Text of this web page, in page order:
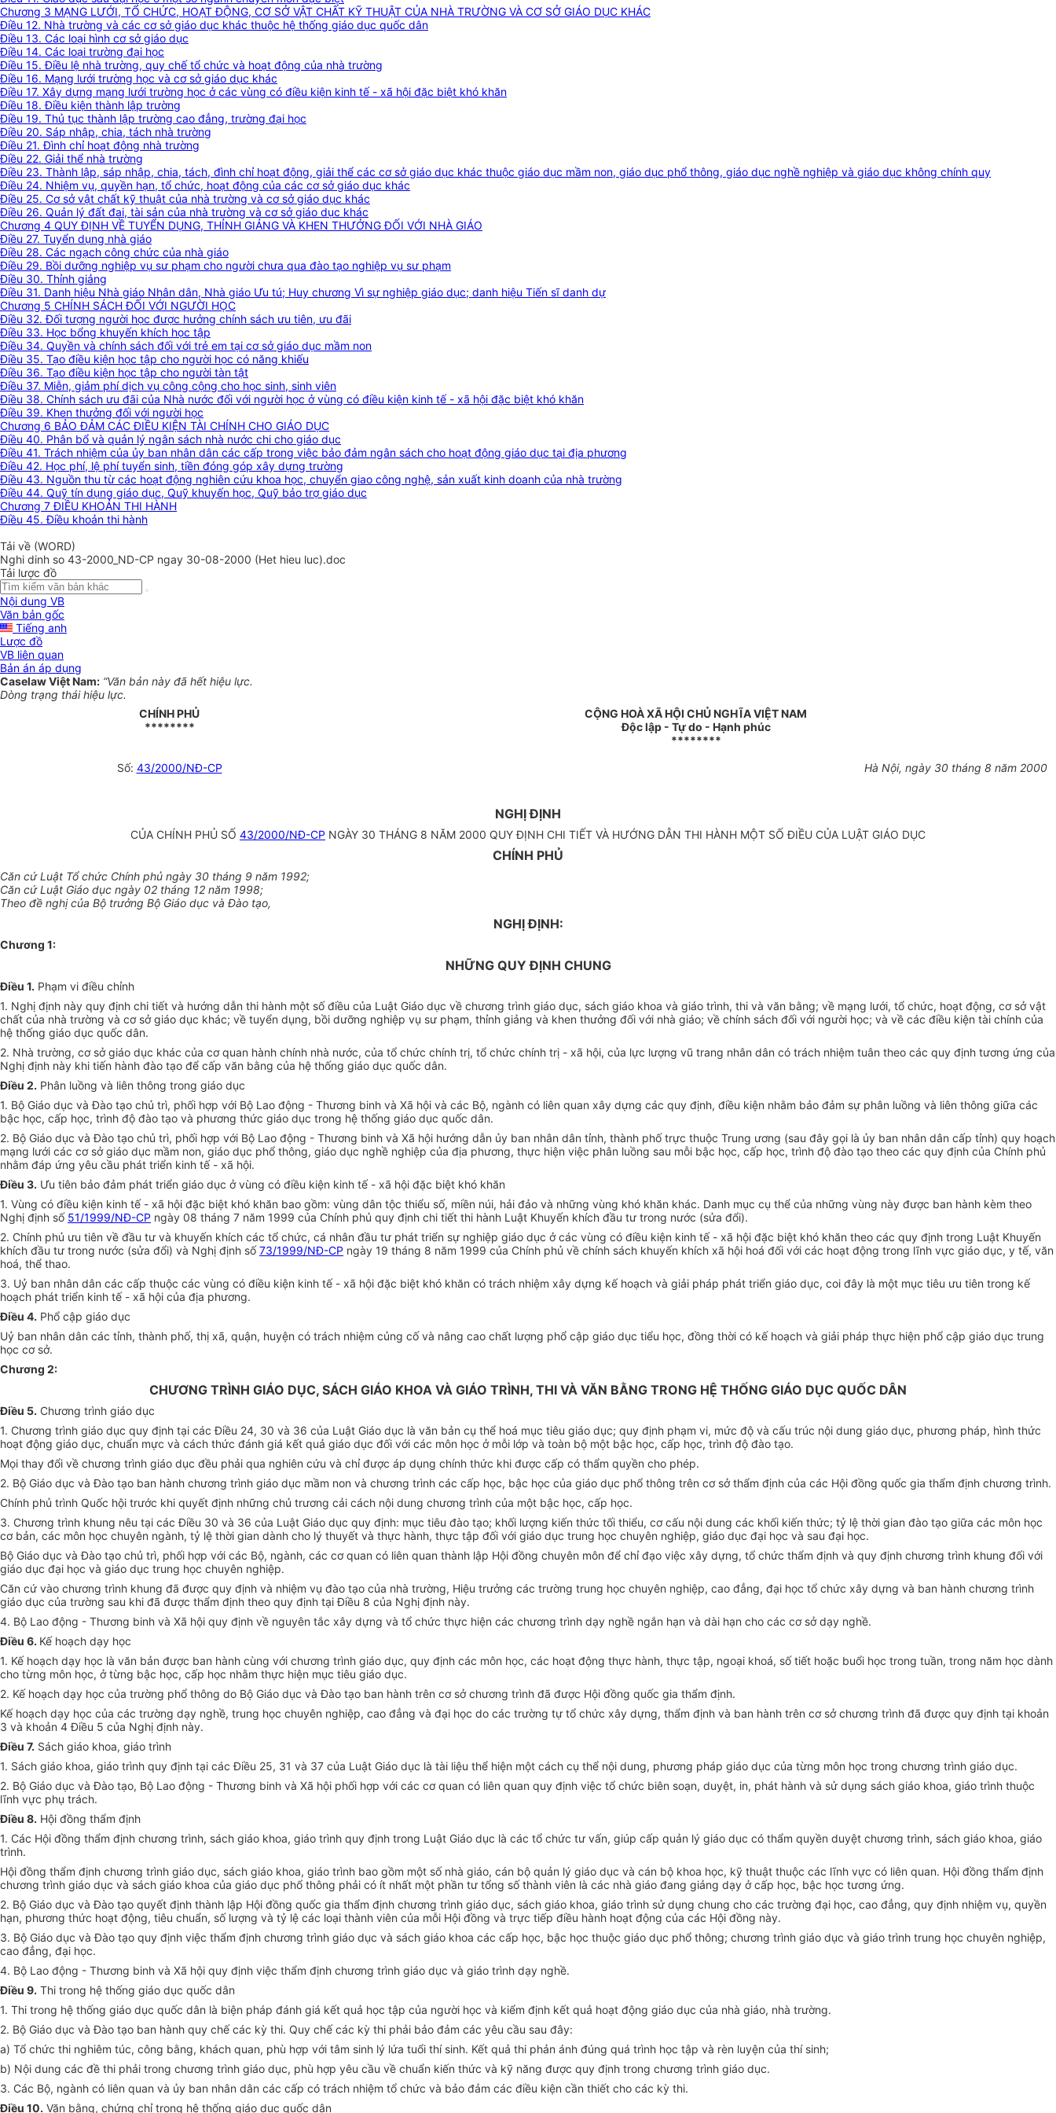
Chương 3 MẠNG LƯỚI, TỔ CHỨC, HOẠT ĐỘNG, CƠ SỞ VẬT CHẤT KỸ THUẬT CỦA NHÀ TRƯỜNG VÀ CƠ SỞ GIÁO DỤC KHÁC
Điều 12. Nhà trường và các cơ sở giáo dục khác thuộc hệ thống giáo dục quốc dân
Điều 13. Các loại hình cơ sở giáo dục
Điều 14. Các loại trường đại học
Điều 15. Điều lệ nhà trường, quy chế tổ chức và hoạt động của nhà trường
Điều 16. Mạng lưới trường học và cơ sở giáo dục khác
Điều 17. Xây dựng mạng lưới trường học ở các vùng có điều kiện kinh tế - xã hội đặc biệt khó khăn
Điều 18. Điều kiện thành lập trường
Điều 19. Thủ tục thành lập trường cao đẳng, trường đại học
Điều 20. Sáp nhập, chia, tách nhà trường
Điều 21. Đình chỉ hoạt động nhà trường
Điều 22. Giải thể nhà trường
Điều 23. Thành lập, sáp nhập, chia, tách, đình chỉ hoạt động, giải thể các cơ sở giáo dục khác thuộc giáo dục mầm non, giáo dục phổ thông, giáo dục nghề nghiệp và giáo dục không chính quy
Điều 24. Nhiệm vụ, quyền hạn, tổ chức, hoạt động của các cơ sở giáo dục khác
Điều 25. Cơ sở vật chất kỹ thuật của nhà trường và cơ sở giáo dục khác
Điều 26. Quản lý đất đai, tài sản của nhà trường và cơ sở giáo dục khác
Chương 4 QUY ĐỊNH VỀ TUYỂN DỤNG, THỈNH GIẢNG VÀ KHEN THƯỞNG ĐỐI VỚI NHÀ GIÁO
Điều 27. Tuyển dụng nhà giáo
Điều 28. Các ngạch công chức của nhà giáo
Điều 29. Bồi dưỡng nghiệp vụ sư phạm cho người chưa qua đào tạo nghiệp vụ sư phạm
Điều 30. Thỉnh giảng
Điều 31. Danh hiệu Nhà giáo Nhân dân, Nhà giáo Ưu tú; Huy chương Vì sự nghiệp giáo dục; danh hiệu Tiến sĩ danh dự
Chương 5 CHÍNH SÁCH ĐỐI VỚI NGƯỜI HỌC
Điều 32. Đối tượng người học được hưởng chính sách ưu tiên, ưu đãi
Điều 33. Học bổng khuyến khích học tập
Điều 34. Quyền và chính sách đối với trẻ em tại cơ sở giáo dục mầm non
Điều 35. Tạo điều kiện học tập cho người học có năng khiếu
Điều 36. Tạo điều kiện học tập cho người tàn tật
Điều 37. Miễn, giảm phí dịch vụ công cộng cho học sinh, sinh viên
Điều 38. Chính sách ưu đãi của Nhà nước đối với người học ở vùng có điều kiện kinh tế - xã hội đặc biệt khó khăn
Điều 39. Khen thưởng đối với người học
Chương 6 BẢO ĐẢM CÁC ĐIỀU KIỆN TÀI CHÍNH CHO GIÁO DỤC
Điều 40. Phân bổ và quản lý ngân sách nhà nước chi cho giáo dục
Điều 41. Trách nhiệm của ủy ban nhân dân các cấp trong việc bảo đảm ngân sách cho hoạt động giáo dục tại địa phương
Điều 42. Học phí, lệ phí tuyển sinh, tiền đóng góp xây dựng trường
Điều 43. Nguồn thu từ các hoạt động nghiên cứu khoa học, chuyển giao công nghệ, sản xuất kinh doanh của nhà trường
Điều 44. Quỹ tín dụng giáo dục, Quỹ khuyến học, Quỹ bảo trợ giáo dục
Chương 7 ĐIỀU KHOẢN THI HÀNH
Điều 45. Điều khoản thi hành
Tải về (WORD)
Nghi dinh so 43-2000_ND-CP ngay 30-08-2000 (Het hieu luc).doc
Tải lược đồ
Nội dung VB
Văn bản gốc
Tiếng anh
Lược đồ
VB liên quan
Bản án áp dụng
Caselaw Việt Nam: “Văn bản này đã hết hiệu lực.
Dòng trạng thái hiệu lực.
CHÍNH PHỦ
********
CỘNG HOÀ XÃ HỘI CHỦ NGHĨA VIỆT NAM
Độc lập - Tự do - Hạnh phúc
********
Số: 43/2000/NĐ-CP Hà Nội, ngày 30 tháng 8 năm 2000
NGHỊ ĐỊNH
CỦA CHÍNH PHỦ SỐ 43/2000/NĐ-CP NGÀY 30 THÁNG 8 NĂM 2000 QUY ĐỊNH CHI TIẾT VÀ HƯỚNG DẪN THI HÀNH MỘT SỐ ĐIỀU CỦA LUẬT GIÁO DỤC
CHÍNH PHỦ
Căn cứ Luật Tổ chức Chính phủ ngày 30 tháng 9 năm 1992;
Căn cứ Luật Giáo dục ngày 02 tháng 12 năm 1998;
Theo đề nghị của Bộ trưởng Bộ Giáo dục và Đào tạo,
NGHỊ ĐỊNH:
Chương 1:
NHỮNG QUY ĐỊNH CHUNG
Điều 1. Phạm vi điều chỉnh
1. Nghị định này quy định chi tiết và hướng dẫn thi hành một số điều của Luật Giáo dục về chương trình giáo dục, sách giáo khoa và giáo trình, thi và văn bằng; về mạng lưới, tổ chức, hoạt động, cơ sở vật
chất của nhà trường và cơ sở giáo dục khác; về tuyển dụng, bồi dưỡng nghiệp vụ sư phạm, thỉnh giảng và khen thưởng đối với nhà giáo; về chính sách đối với người học; và về các điều kiện tài chính của
hệ thống giáo dục quốc dân.
2. Nhà trường, cơ sở giáo dục khác của cơ quan hành chính nhà nước, của tổ chức chính trị, tổ chức chính trị - xã hội, của lực lượng vũ trang nhân dân có trách nhiệm tuân theo các quy định tương ứng của
Nghị định này khi tiến hành đào tạo để cấp văn bằng của hệ thống giáo dục quốc dân.
Điều 2. Phân luồng và liên thông trong giáo dục
1. Bộ Giáo dục và Đào tạo chủ trì, phối hợp với Bộ Lao động - Thương binh và Xã hội và các Bộ, ngành có liên quan xây dựng các quy định, điều kiện nhằm bảo đảm sự phân luồng và liên thông giữa các
bậc học, cấp học, trình độ đào tạo và phương thức giáo dục trong hệ thống giáo dục quốc dân.
2. Bộ Giáo dục và Đào tạo chủ trì, phối hợp với Bộ Lao động - Thương binh và Xã hội hướng dẫn ủy ban nhân dân tỉnh, thành phố trực thuộc Trung ương (sau đây gọi là ủy ban nhân dân cấp tỉnh) quy hoạch
mạng lưới các cơ sở giáo dục mầm non, giáo dục phổ thông, giáo dục nghề nghiệp của địa phương, thực hiện việc phân luồng sau mỗi bậc học, cấp học, trình độ đào tạo theo các quy định của Chính phủ
nhằm đáp ứng yêu cầu phát triển kinh tế - xã hội.
Điều 3. Ưu tiên bảo đảm phát triển giáo dục ở vùng có điều kiện kinh tế - xã hội đặc biệt khó khăn
1. Vùng có điều kiện kinh tế - xã hội đặc biệt khó khăn bao gồm: vùng dân tộc thiểu số, miền núi, hải đảo và những vùng khó khăn khác. Danh mục cụ thể của những vùng này được ban hành kèm theo
Nghị định số 51/1999/NĐ-CP ngày 08 tháng 7 năm 1999 của Chính phủ quy định chi tiết thi hành Luật Khuyến khích đầu tư trong nước (sửa đổi).
2. Chính phủ ưu tiên về đầu tư và khuyến khích các tổ chức, cá nhân đầu tư phát triển sự nghiệp giáo dục ở các vùng có điều kiện kinh tế - xã hội đặc biệt khó khăn theo các quy định trong Luật Khuyến
khích đầu tư trong nước (sửa đổi) và Nghị định số73/1999/NĐ-CP ngày 19 tháng 8 năm 1999 của Chính phủ về chính sách khuyến khích xã hội hoá đối với các hoạt động trong lĩnh vực giáo dục, y tế, văn
hoá, thể thao.
3. Uỷ ban nhân dân các cấp thuộc các vùng có điều kiện kinh tế - xã hội đặc biệt khó khăn có trách nhiệm xây dựng kế hoạch và giải pháp phát triển giáo dục, coi đây là một mục tiêu ưu tiên trong kế
hoạch phát triển kinh tế - xã hội của địa phương.
Điều 4. Phổ cập giáo dục
Uỷ ban nhân dân các tỉnh, thành phố, thị xã, quận, huyện có trách nhiệm củng cố và nâng cao chất lượng phổ cập giáo dục tiểu học, đồng thời có kế hoạch và giải pháp thực hiện phổ cập giáo dục trung
học cơ sở.
Chương 2:
CHƯƠNG TRÌNH GIÁO DỤC, SÁCH GIÁO KHOA VÀ GIÁO TRÌNH, THI VÀ VĂN BẰNG TRONG HỆ THỐNG GIÁO DỤC QUỐC DÂN
Điều 5. Chương trình giáo dục
1. Chương trình giáo dục quy định tại các Điều 24, 30 và 36 của Luật Giáo dục là văn bản cụ thể hoá mục tiêu giáo dục; quy định phạm vi, mức độ và cấu trúc nội dung giáo dục, phương pháp, hình thức
hoạt động giáo dục, chuẩn mực và cách thức đánh giá kết quả giáo dục đối với các môn học ở mỗi lớp và toàn bộ một bậc học, cấp học, trình độ đào tạo.
Mọi thay đổi về chương trình giáo dục đều phải qua nghiên cứu và chỉ được áp dụng chính thức khi được cấp có thẩm quyền cho phép.
2. Bộ Giáo dục và Đào tạo ban hành chương trình giáo dục mầm non và chương trình các cấp học, bậc học của giáo dục phổ thông trên cơ sở thẩm định của các Hội đồng quốc gia thẩm định chương trình.
Chính phủ trình Quốc hội trước khi quyết định những chủ trương cải cách nội dung chương trình của một bậc học, cấp học.
3. Chương trình khung nêu tại các Điều 30 và 36 của Luật Giáo dục quy định: mục tiêu đào tạo; khối lượng kiến thức tối thiểu, cơ cấu nội dung các khối kiến thức; tỷ lệ thời gian đào tạo giữa các môn học
cơ bản, các môn học chuyên ngành, tỷ lệ thời gian dành cho lý thuyết và thực hành, thực tập đối với giáo dục trung học chuyên nghiệp, giáo dục đại học và sau đại học.
Bộ Giáo dục và Đào tạo chủ trì, phối hợp với các Bộ, ngành, các cơ quan có liên quan thành lập Hội đồng chuyên môn để chỉ đạo việc xây dựng, tổ chức thẩm định và quy định chương trình khung đối với
giáo dục đại học và giáo dục trung học chuyên nghiệp.
Căn cứ vào chương trình khung đã được quy định và nhiệm vụ đào tạo của nhà trường, Hiệu trưởng các trường trung học chuyên nghiệp, cao đẳng, đại học tổ chức xây dựng và ban hành chương trình
giáo dục của trường sau khi đã được thẩm định theo quy định tại Điều 8 của Nghị định này.
4. Bộ Lao động - Thương binh và Xã hội quy định về nguyên tắc xây dựng và tổ chức thực hiện các chương trình dạy nghề ngắn hạn và dài hạn cho các cơ sở dạy nghề.
Điều 6. Kế hoạch dạy học
1. Kế hoạch dạy học là văn bản được ban hành cùng với chương trình giáo dục, quy định các môn học, các hoạt động thực hành, thực tập, ngoại khoá, số tiết hoặc buổi học trong tuần, trong năm học dành
cho từng môn học, ở từng bậc học, cấp học nhằm thực hiện mục tiêu giáo dục.
2. Kế hoạch dạy học của trường phổ thông do Bộ Giáo dục và Đào tạo ban hành trên cơ sở chương trình đã được Hội đồng quốc gia thẩm định.
Kế hoạch dạy học của các trường dạy nghề, trung học chuyên nghiệp, cao đẳng và đại học do các trường tự tổ chức xây dựng, thẩm định và ban hành trên cơ sở chương trình đã được quy định tại khoản
3 và khoản 4 Điều 5 của Nghị định này.
Điều 7. Sách giáo khoa, giáo trình
1. Sách giáo khoa, giáo trình quy định tại các Điều 25, 31 và 37 của Luật Giáo dục là tài liệu thể hiện một cách cụ thể nội dung, phương pháp giáo dục của từng môn học trong chương trình giáo dục.
2. Bộ Giáo dục và Đào tạo, Bộ Lao động - Thương binh và Xã hội phối hợp với các cơ quan có liên quan quy định việc tổ chức biên soạn, duyệt, in, phát hành và sử dụng sách giáo khoa, giáo trình thuộc
lĩnh vực phụ trách.
Điều 8. Hội đồng thẩm định
1. Các Hội đồng thẩm định chương trình, sách giáo khoa, giáo trình quy định trong Luật Giáo dục là các tổ chức tư vấn, giúp cấp quản lý giáo dục có thẩm quyền duyệt chương trình, sách giáo khoa, giáo
trình.
Hội đồng thẩm định chương trình giáo dục, sách giáo khoa, giáo trình bao gồm một số nhà giáo, cán bộ quản lý giáo dục và cán bộ khoa học, kỹ thuật thuộc các lĩnh vực có liên quan. Hội đồng thẩm định
chương trình giáo dục và sách giáo khoa của giáo dục phổ thông phải có ít nhất một phần tư tổng số thành viên là các nhà giáo đang giảng dạy ở cấp học, bậc học tương ứng.
2. Bộ Giáo dục và Đào tạo quyết định thành lập Hội đồng quốc gia thẩm định chương trình giáo dục, sách giáo khoa, giáo trình sử dụng chung cho các trường đại học, cao đẳng, quy định nhiệm vụ, quyền
hạn, phương thức hoạt động, tiêu chuẩn, số lượng và tỷ lệ các loại thành viên của mỗi Hội đồng và trực tiếp điều hành hoạt động của các Hội đồng này.
3. Bộ Giáo dục và Đào tạo quy định việc thẩm định chương trình giáo dục và sách giáo khoa các cấp học, bậc học thuộc giáo dục phổ thông; chương trình giáo dục và giáo trình trung học chuyên nghiệp,
cao đẳng, đại học.
4. Bộ Lao động - Thương binh và Xã hội quy định việc thẩm định chương trình giáo dục và giáo trình dạy nghề.
Điều 9. Thi trong hệ thống giáo dục quốc dân
1. Thi trong hệ thống giáo dục quốc dân là biện pháp đánh giá kết quả học tập của người học và kiểm định kết quả hoạt động giáo dục của nhà giáo, nhà trường.
2. Bộ Giáo dục và Đào tạo ban hành quy chế các kỳ thi. Quy chế các kỳ thi phải bảo đảm các yêu cầu sau đây:
a) Tổ chức thi nghiêm túc, công bằng, khách quan, phù hợp với tâm sinh lý lứa tuổi thí sinh. Kết quả thi phản ánh đúng quá trình học tập và rèn luyện của thí sinh;
b) Nội dung các đề thi phải trong chương trình giáo dục, phù hợp yêu cầu về chuẩn kiến thức và kỹ năng được quy định trong chương trình giáo dục.
3. Các Bộ, ngành có liên quan và ủy ban nhân dân các cấp có trách nhiệm tổ chức và bảo đảm các điều kiện cần thiết cho các kỳ thi.
Điều 10. Văn bằng, chứng chỉ trong hệ thống giáo dục quốc dân